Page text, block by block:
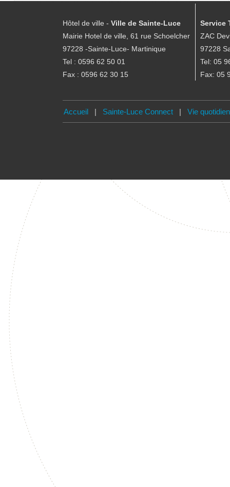
Hôtel de ville - Ville de Sainte-Luce
Mairie Hotel de ville, 61 rue Schoelcher
97228 -Sainte-Luce- Martinique
Tel : 0596 62 50 01
Fax : 0596 62 30 15
Service
ZAC
97228
Tel: 05
Fax: 05
Accueil| Sainte-Luce Connect| Vie